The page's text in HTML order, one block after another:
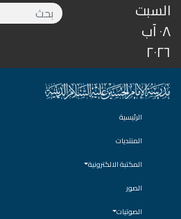
السبت
٠٨ آب
٢٠٢٦
الرئيسية
المنتديات
المكتبة الالكترونية
الصور
الصوتيات